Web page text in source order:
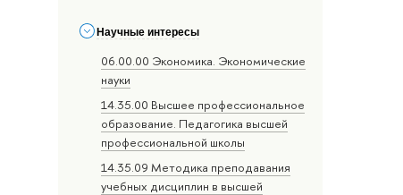
Научные интересы
06.00.00 Экономика. Экономические
науки
14.35.00 Высшее профессиональное
образование. Педагогика высшей
профессиональной школы
14.35.09 Методика преподавания
учебных дисциплин в высшей